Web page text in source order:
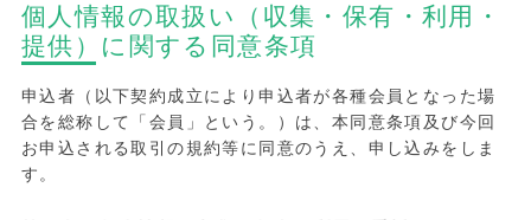
個人情報の取扱い（収集・保有・利用・
提供）に関する同意条項
申込者（以下契約成立により申込者が各種会員となった場
合を総称して「会員」という。）は、本同意条項及び今回
お申込される取引の規約等に同意のうえ、申し込みをしま
す。